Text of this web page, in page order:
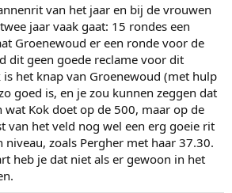
van het jaar en bij de vrouwen
jaar vaak gaat: 15 rondes een
Groenewoud er een ronde voor de
dit geen goede reclame voor dit
het knap van Groenewoud (met hulp
goed is, en je zou kunnen zeggen dat
wat Kok doet op de 500, maar op de
van het veld nog wel een erg goeie rit
zoals Pergher met haar 37.30.
heb je dat niet als er gewoon in het